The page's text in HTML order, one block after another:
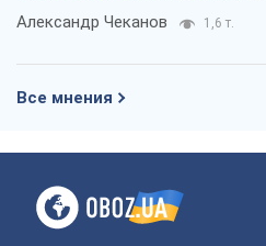
Александр Чеканов 1,6 т.
Все мнения